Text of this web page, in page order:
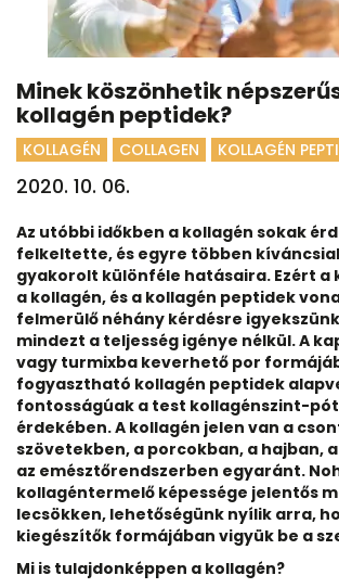
Minek köszönhetik
kollagén peptidek?
KOLLAGÉN COLLAGEN KOLLAGÉN
2020. 10. 06.
Az utóbbi időkben a kollagén sokak
felkeltette, és egyre többen
gyakorolt különféle hatásaira. Ezért a
a kollagén, és a kollagén peptidek
felmerülő néhány kérdésre
mindezt a teljesség igénye nélkül. A
vagy turmixba keverhető por
fogyasztható kollagén peptidek
fontosságúak a test kollagénszint-
érdekében. A kollagén jelen van a
szövetekben, a porcokban, a hajban,
az emésztőrendszerben egyaránt.
kollagéntermelő képessége jelentős
lecsökken, lehetőségünk nyílik arra,
kiegészítők formájában vigyük be a
Mi is tulajdonképpen a kollagén?